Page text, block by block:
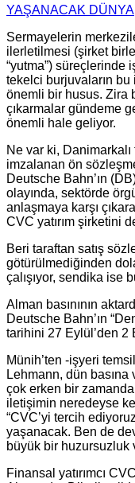
YAŞANACAK DÜNYA
Sermayelerin
ilerletilmesi (şirket
“yutma”) süreçlerinde
tekelci burjuvaların
önemli bir husus. Zira
çıkarmalar gündeme
önemli hale geliyor.
Ne var ki, Danimarkalı
imzalanan ön
Deutsche Bahn’ın
olayında, sektörde
anlaşmaya karşı
CVC yatırım şirketini
Beri taraftan satış
götürülmediğinden
çalışıyor, sendika ise
Alman basınının
Deutsche Bahn’ın
tarihini 27 Eylül’den 2
Münih’ten -işyeri
Lehmann, dün basına
çok erken bir zamanda
iletişimin neredeyse
“CVC’yi tercih
yaşanacak. Ben de
büyük bir huzursuzluk
Finansal yatırımcı